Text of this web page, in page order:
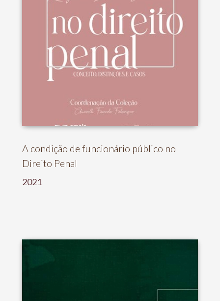
A condição de funcionário público no
Direito Penal
2021